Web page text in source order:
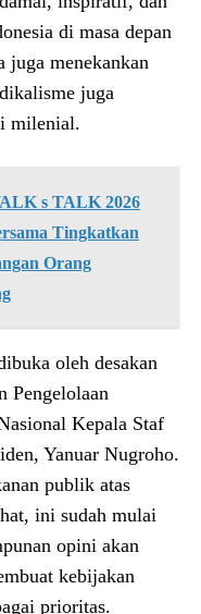
di masa depan
juga menekankan
juga
milenial.
s TALK 2026
Tingkatkan
Orang
oleh desakan
Pengelolaan
Kepala Staf
Yanuar Nugroho.
publik atas
ini sudah mulai
opini akan
kebijakan
prioritas.